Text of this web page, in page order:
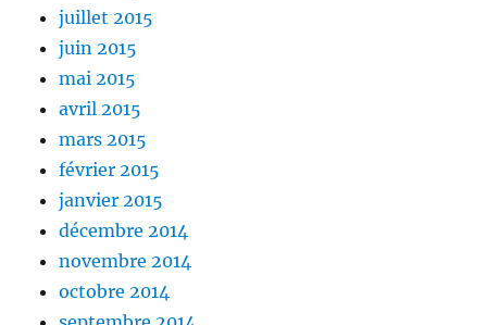
juillet 2015
juin 2015
mai 2015
avril 2015
mars 2015
février 2015
janvier 2015
décembre 2014
novembre 2014
octobre 2014